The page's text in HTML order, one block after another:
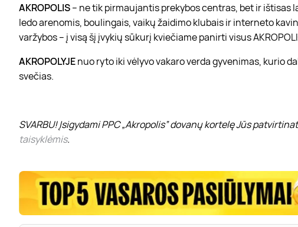
AKROPOLIS– ne tik pirmaujantis prekybos centras, bet ir ištisas
ledo arenomis, boulingais, vaikų žaidimo klubais ir interneto
varžybos – į visą šį įvykių sūkurį kviečiame panirti visus
AKROPOLYJEnuo ryto iki vėlyvo vakaro verda gyvenimas, kurio
svečias.
SVARBU! Įsigydami PPC „Akropolis” dovanų kortelę Jūs
taisyklėmis.